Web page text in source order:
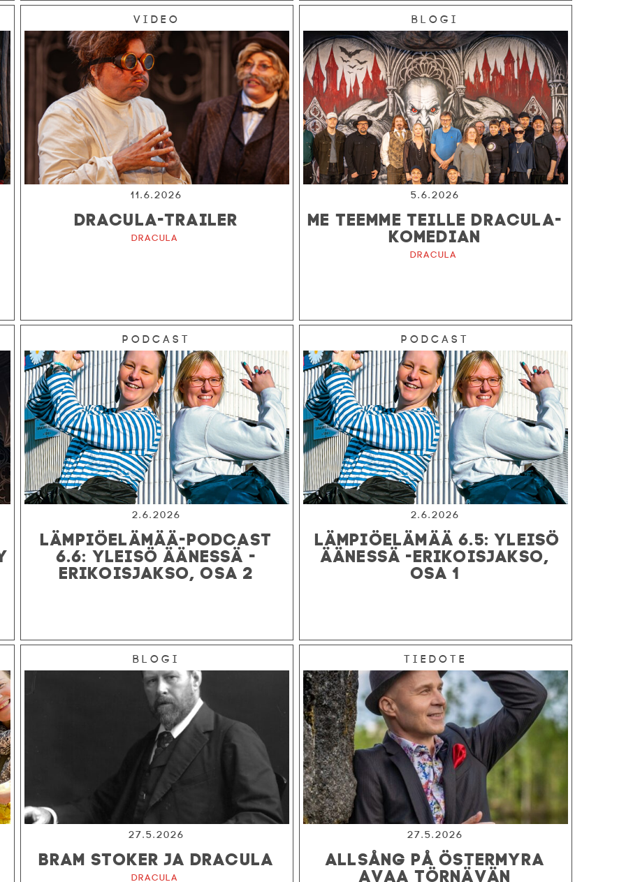
Video
11.6.2026
DRACULA-TRAILER
Dracula
Blogi
5.6.2026
ME TEEMME TEILLE DRACULA-
KOMEDIAN
Dracula
Podcast
2.6.2026
LÄMPIÖELÄMÄÄ-PODCAST
6.6: YLEISÖ ÄÄNESSÄ -
ERIKOISJAKSO, OSA 2
Podcast
2.6.2026
LÄMPIÖELÄMÄÄ 6.5: YLEISÖ
ÄÄNESSÄ -ERIKOISJAKSO,
OSA 1
Blogi
27.5.2026
BRAM STOKER JA DRACULA
Dracula
Tiedote
27.5.2026
ALLSÅNG PÅ ÖSTERMYRA
AVAA TÖRNÄVÄN